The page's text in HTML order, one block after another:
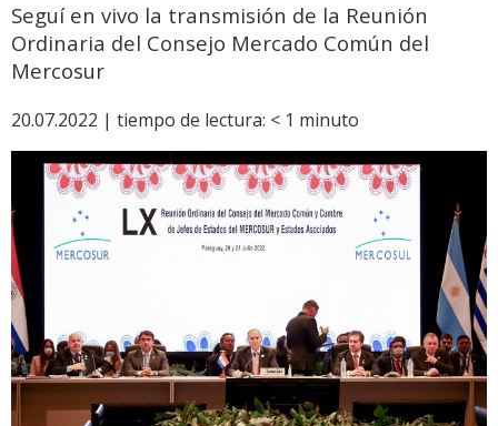
Seguí en vivo la transmisión de la Reunión
Ordinaria del Consejo Mercado Común del
Mercosur
20.07.2022 | tiempo de lectura: < 1 minuto